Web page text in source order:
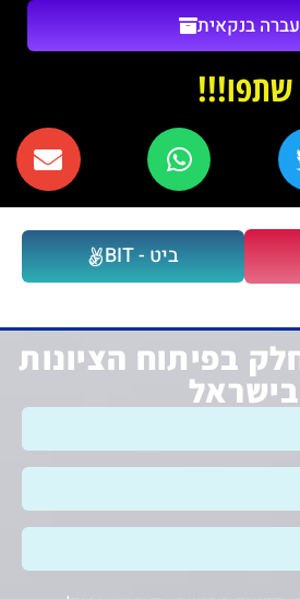
בנקאית
שתפו!!!
ביט - BIT
בפיתוח הציונות
בישראל